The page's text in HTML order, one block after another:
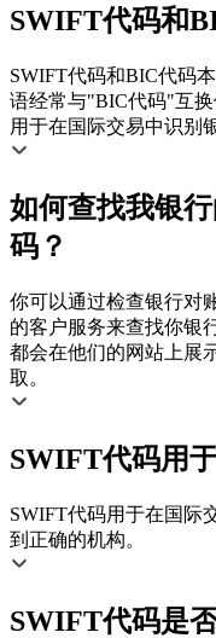
SWIFT代码和
SWIFT代码和BIC代码
语经常与"BIC代码"互
用于在国际交易中识别
如何查找我银
码？
你可以通过检查银行对
的客户服务来查找你银
都会在他们的网站上展
取。
SWIFT代码用
SWIFT代码用于在国际
到正确的机构。
SWIFT代码是